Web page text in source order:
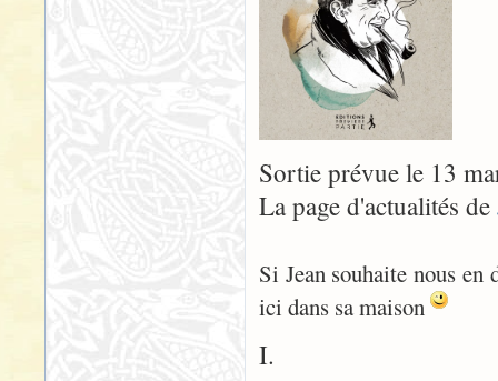
Sortie prévue le 13
La page d'actualités de
Si Jean souhaite nous
ici dans sa maison
I.